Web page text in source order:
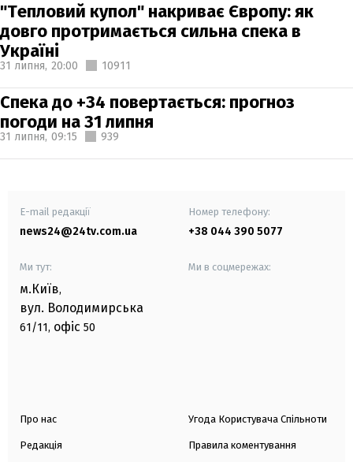
"Тепловий купол" накриває Європу: як
довго протримається сильна спека в
Україні
31 липня, 20:00 10911
Спека до +34 повертається: прогноз
погоди на 31 липня
31 липня, 09:15 939
E-mail редакції
news24@24tv.com.ua
Номер телефону:
+38 044 390 5077
Ми тут:
м.Київ,
вул. Володимирська
61/11, офіс 50
Ми в соцмережах:
Про нас
Редакція
Угода Користувача Спільноти
Правила коментування